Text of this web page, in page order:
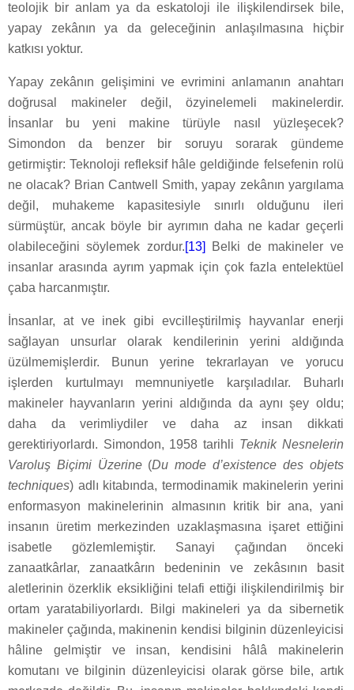
teolojik bir anlam ya da eskatoloji ile ilişkilendirsek bile,
yapay zekânın ya da geleceğinin anlaşılmasına hiçbir
katkısı yoktur.
Yapay zekânın gelişimini ve evrimini anlamanın anahtarı
doğrusal makineler değil, özyinelemeli makinelerdir.
İnsanlar bu yeni makine türüyle nasıl yüzleşecek?
Simondon da benzer bir soruyu sorarak gündeme
getirmiştir: Teknoloji refleksif hâle geldiğinde felsefenin rolü
ne olacak? Brian Cantwell Smith, yapay zekânın yargılama
değil, muhakeme kapasitesiyle sınırlı olduğunu ileri
sürmüştür, ancak böyle bir ayrımın daha ne kadar geçerli
olabileceğini söylemek zordur.[13]
Belki de makineler ve
insanlar arasında ayrım yapmak için çok fazla entelektüel
çaba harcanmıştır.
İnsanlar, at ve inek gibi evcilleştirilmiş hayvanlar enerji
sağlayan unsurlar olarak kendilerinin yerini aldığında
üzülmemişlerdir. Bunun yerine tekrarlayan ve yorucu
işlerden kurtulmayı memnuniyetle karşıladılar. Buharlı
makineler hayvanların yerini aldığında da aynı şey oldu;
daha da verimliydiler ve daha az insan dikkati
gerektiriyorlardı. Simondon, 1958 tarihli Teknik Nesnelerin
Varoluş Biçimi Üzerine(Du mode d’existence des objets
techniques) adlı kitabında, termodinamik makinelerin yerini
enformasyon makinelerinin almasının kritik bir ana, yani
insanın üretim merkezinden uzaklaşmasına işaret ettiğini
isabetle gözlemlemiştir. Sanayi çağından önceki
zanaatkârlar, zanaatkârın bedeninin ve zekâsının basit
aletlerinin özerklik eksikliğini telafi ettiği ilişkilendirilmiş bir
ortam yaratabiliyorlardı. Bilgi makineleri ya da sibernetik
makineler çağında, makinenin kendisi bilginin düzenleyicisi
hâline gelmiştir ve insan, kendisini hâlâ makinelerin
komutanı ve bilginin düzenleyicisi olarak görse bile, artık